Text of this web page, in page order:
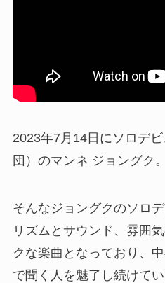
2023年7月14日にソロデ
団）のマンネ ジョングク。
そんなジョングクのソロ
リズムとサウンド、雰囲
クな楽曲となっており、
で聞く人を魅了し続けてい